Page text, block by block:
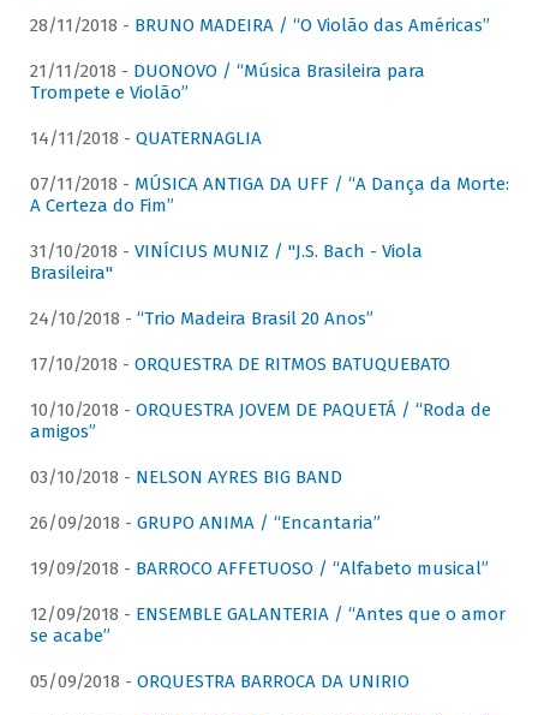
28/11/2018 - BRUNO MADEIRA / “O Violão das Américas”
21/11/2018 - DUONOVO / “Música Brasileira para
Trompete e Violão”
14/11/2018 - QUATERNAGLIA
07/11/2018 - MÚSICA ANTIGA DA UFF / “A Dança da Morte:
A Certeza do Fim”
31/10/2018 - VINÍCIUS MUNIZ / "J.S. Bach - Viola
Brasileira"
24/10/2018 - “Trio Madeira Brasil 20 Anos”
17/10/2018 - ORQUESTRA DE RITMOS BATUQUEBATO
10/10/2018 - ORQUESTRA JOVEM DE PAQUETÁ / “Roda de
amigos”
03/10/2018 - NELSON AYRES BIG BAND
26/09/2018 - GRUPO ANIMA / “Encantaria”
19/09/2018 - BARROCO AFFETUOSO / “Alfabeto musical”
12/09/2018 - ENSEMBLE GALANTERIA / “Antes que o amor
se acabe”
05/09/2018 - ORQUESTRA BARROCA DA UNIRIO